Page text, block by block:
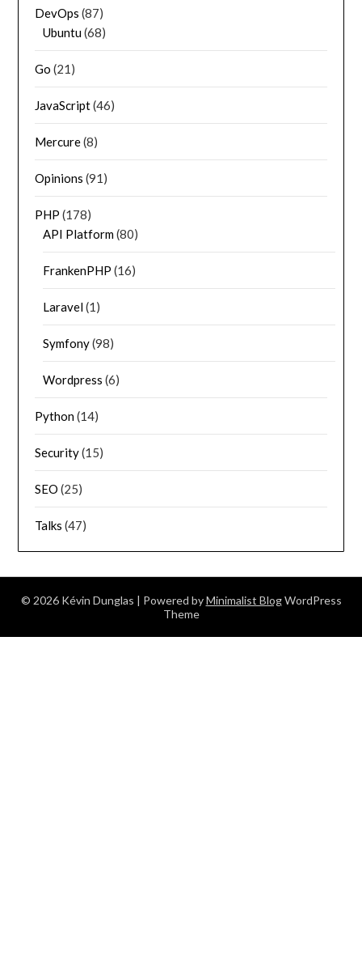
DevOps (87)
Ubuntu(68)
Go (21)
JavaScript(46)
Mercure(8)
Opinions (91)
PHP (178)
API Platform(80)
FrankenPHP (16)
Laravel(1)
Symfony(98)
Wordpress (6)
Python(14)
Security(15)
SEO (25)
Talks (47)
© 2026 Kévin Dunglas | Powered byMinimalist BlogWordPress
Theme